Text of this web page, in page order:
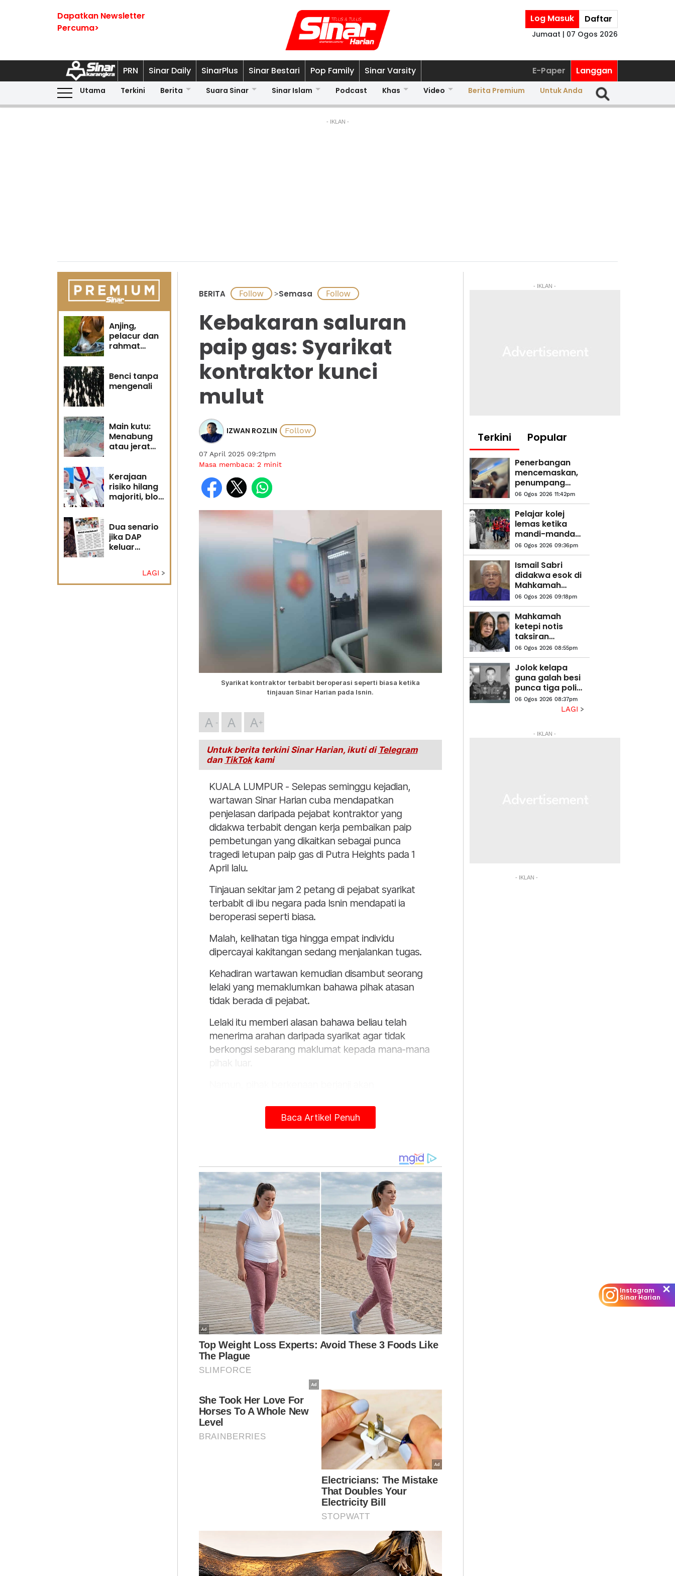
Dapatkan Newsletter
Percuma>
Log Masuk Daftar
Jumaat | 07 Ogos 2026
PRN Sinar Daily SinarPlus Sinar Bestari Pop Family Sinar Varsity E-Paper Langgan
Utama Terkini Berita Suara Sinar Sinar Islam Podcast Khas Video Berita Premium Untuk Anda
- IKLAN -
Anjing,
pelacur dan
rahmat
Benci tanpa
mengenali
Main kutu:
Menabung
atau jerat
Kerajaan
risiko hilang
majoriti, blok
semula
Dua senario
jika DAP
keluar
LAGI
BERITA >Semasa
Kebakaran saluran
paip gas: Syarikat
kontraktor kunci
mulut
IZWAN ROZLIN
07 April 2025 09:21pm
Masa membaca: 2 minit
Syarikat kontraktor terbabit beroperasi seperti biasa ketika
tinjauan Sinar Harian pada Isnin.
A A A
Untuk berita terkini Sinar Harian, ikuti di Telegram
dan TikTokkami
KUALA LUMPUR - Selepas seminggu kejadian,
wartawan Sinar Harian cuba mendapatkan
penjelasan daripada pejabat kontraktor yang
didakwa terbabit dengan kerja pembaikan paip
pembetungan yang dikaitkan sebagai punca
tragedi letupan paip gas di Putra Heights pada 1
April lalu.
Tinjauan sekitar jam 2 petang di pejabat syarikat
terbabit di ibu negara pada Isnin mendapati ia
beroperasi seperti biasa.
Malah, kelihatan tiga hingga empat individu
dipercayai kakitangan sedang menjalankan tugas.
Kehadiran wartawan kemudian disambut seorang
lelaki yang memaklumkan bahawa pihak atasan
tidak berada di pejabat.
Lelaki itu memberi alasan bahawa beliau telah
menerima arahan daripada syarikat agar tidak
berkongsi sebarang maklumat kepada mana-mana
pihak luar.
hingga 4 petang Isnin, tetapi sehingga jam 5
petang, kontraktor berkenaan masih belum
Terdahulu, tular sepucuk surat yang dikeluarkan
oleh Koridor Utiliti Selangor Sdn Bhd (KUSEL)
bersama permit Majlis Bandaraya Subang Jaya
(MBSJ) yang mengesahkan permohonan kerja
pembaikan paip pembetungan secara kaedah
korekan terbuka di lokasi tersebut telah diluluskan.
Permit kerja itu sah bermula dari 8 Oktober 2024
hingga 8 Januari 2025.
Penularan surat berkenaan di laman Facebook
mencetuskan perdebatan hangat dalam kalangan
netizen yang mengaitkan kerja pengorekan
tersebut dengan tragedi letupan paip gas di Putra
‘Setiap detik mencemaskan, jika meletup boleh capai 15
Mangsa insiden Putra Heights alami trauma, guruh
Kebakaran gas Putra Heights: Siasatan fokus unsur
jenayah, kecuaian - KPN
Baca Artikel Penuh
- IKLAN -
Terkini Popular
Penerbangan
mencemaskan,
penumpang
didakwa cuba
buka pintu
kecemasan
06 Ogos 2026 11:42pm
Pelajar kolej
lemas ketika
mandi-manda
bersama
sembilan rakan
06 Ogos 2026 09:36pm
Ismail Sabri
didakwa esok di
Mahkamah
Sesyen Kuala
Lumpur
06 Ogos 2026 09:18pm
Mahkamah
ketepi notis
taksiran
tambahan cukai
RM313.8 juta
terhadap
Na'imah
06 Ogos 2026 08:55pm
Jolok kelapa
guna galah besi
punca tiga polis
maut terkena
renjatan elektrik
06 Ogos 2026 08:37pm
LAGI
- IKLAN -
- IKLAN -
Instagram
Sinar Harian